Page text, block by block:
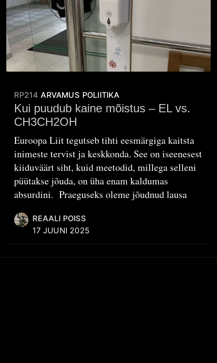
RP214 ARVAMUS POLIITIKA
Kui puudub kaine mõistus – EL vs.
CH3CH2OH
Euroopa Liit tegutseb tihti eesmärgiga kaitsta
inimeste tervist ja keskkonda. See on iseenesest
kiiduväärt siht, kuid meetodid, millega selleni
püütakse jõuda, on üha enam kaldumas
absurdini. Praeguseks oleme jõudnud lausa
REAALI POISS
17 JUUNI 2025